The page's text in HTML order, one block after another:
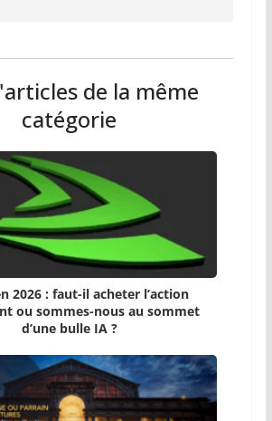
de la même
catégorie
2026 : faut-il acheter l’action
ou sommes-nous au sommet
d’une bulle IA ?